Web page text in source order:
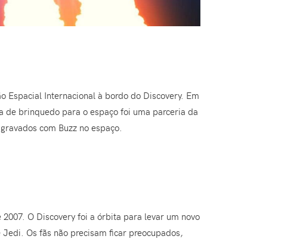
Espacial Internacional à bordo do Discovery. Em
de brinquedo para o espaço foi uma parceria da
com Buzz no espaço.
O Discovery foi a órbita para levar um novo
Os fãs não precisam ficar preocupados,